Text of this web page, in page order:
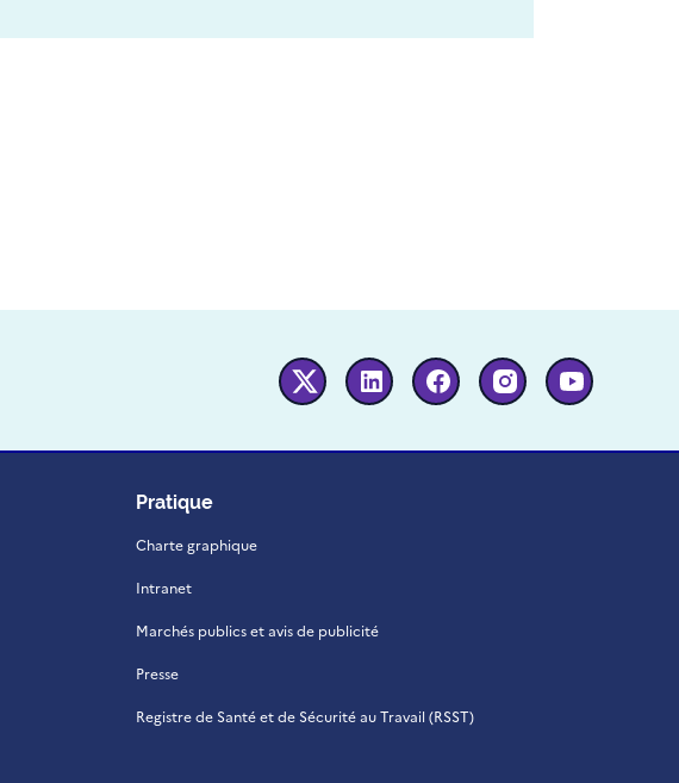
Twitter Linkedin FacebookInstagram
Pratique
Charte graphique
Intranet
Marchés publics et avis de publicité
Presse
Registre de Santé et de Sécurité au Travail (RSST)